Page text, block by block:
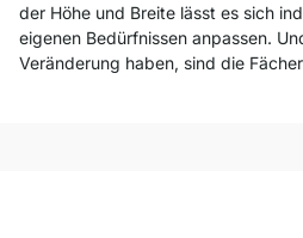
der Höhe und Breite lässt es sich
eigenen Bedürfnissen anpassen.
Veränderung haben, sind die